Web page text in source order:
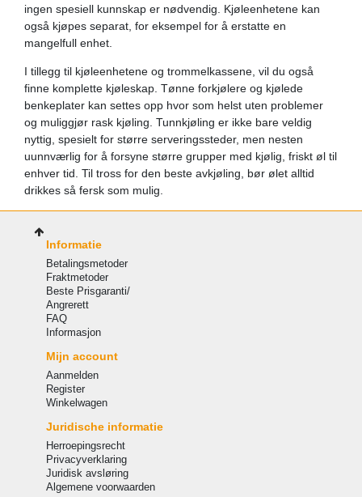
ingen spesiell kunnskap er nødvendig. Kjøleenhetene kan
også kjøpes separat, for eksempel for å erstatte en
mangelfull enhet.
I tillegg til kjøleenhetene og trommelkassene, vil du også
finne komplette kjøleskap. Tønne forkjølere og kjølede
benkeplater kan settes opp hvor som helst uten problemer
og muliggjør rask kjøling. Tunnkjøling er ikke bare veldig
nyttig, spesielt for større serveringssteder, men nesten
uunnværlig for å forsyne større grupper med kjølig, friskt øl til
enhver tid. Til tross for den beste avkjøling, bør ølet alltid
drikkes så fersk som mulig.
Informatie
Betalingsmetoder
Fraktmetoder
Beste Prisgaranti/
Angrerett
FAQ
Informasjon
Mijn account
Aanmelden
Register
Winkelwagen
Juridische informatie
Herroepingsrecht
Privacyverklaring
Juridisk avsløring
Algemene voorwaarden